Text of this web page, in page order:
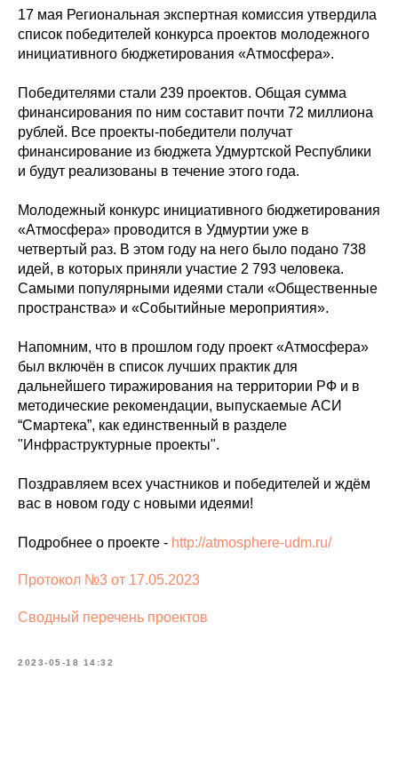
17 мая Региональная экспертная комиссия утвердила
список победителей конкурса проектов молодежного
инициативного бюджетирования «Атмосфера».
Победителями стали 239 проектов. Общая сумма
финансирования по ним составит почти 72 миллиона
рублей. Все проекты-победители получат
финансирование из бюджета Удмуртской Республики
и будут реализованы в течение этого года.
Молодежный конкурс инициативного бюджетирования
«Атмосфера» проводится в Удмуртии уже в
четвертый раз. В этом году на него было подано 738
идей, в которых приняли участие 2 793 человека.
Самыми популярными идеями стали «Общественные
пространства» и «Событийные мероприятия».
Напомним, что в прошлом году проект «Атмосфера»
был включён в список лучших практик для
дальнейшего тиражирования на территории РФ и в
методические рекомендации, выпускаемые АСИ
“Смартека”, как единственный в разделе
"Инфраструктурные проекты".
Поздравляем всех участников и победителей и ждём
вас в новом году с новыми идеями!
Подробнее о проекте - http://atmosphere-udm.ru/
Протокол №3 от 17.05.2023
Сводный перечень проектов
2023-05-18 14:32